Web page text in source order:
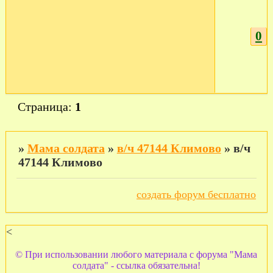
0
Страница: 1
» Мама солдата » в/ч 47144 Климово » в/ч
47144 Климово
создать форум бесплатно
<
© При использовании любого материала с форума "Мама
солдата" - ссылка обязательна!